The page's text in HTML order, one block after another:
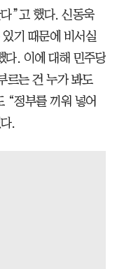
”고 했다. 신동욱
기 때문에 비서실
다. 이에 대해 민주당
르는 건 누가 봐도
“정부를 끼워 넣어
.